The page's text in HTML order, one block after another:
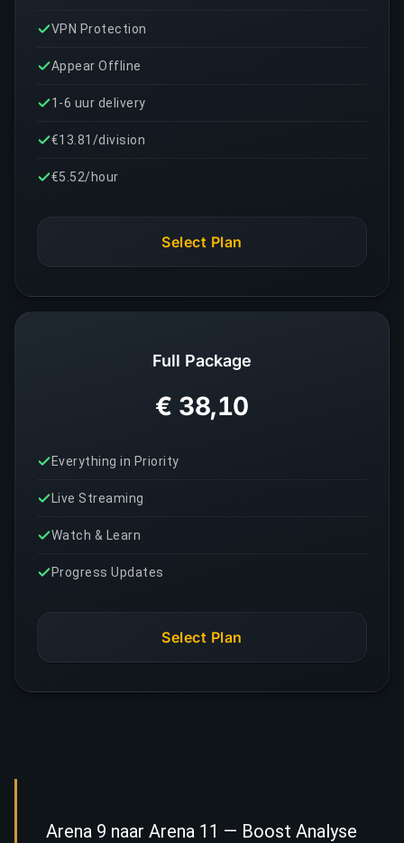
VPN Protection
Appear Offline
1-6 uur delivery
€13.81/division
€5.52/hour
Select Plan
Full Package
€ 38,10
Everything in Priority
Live Streaming
Watch & Learn
Progress Updates
Select Plan
Arena 9 naar Arena 11 — Boost Analyse